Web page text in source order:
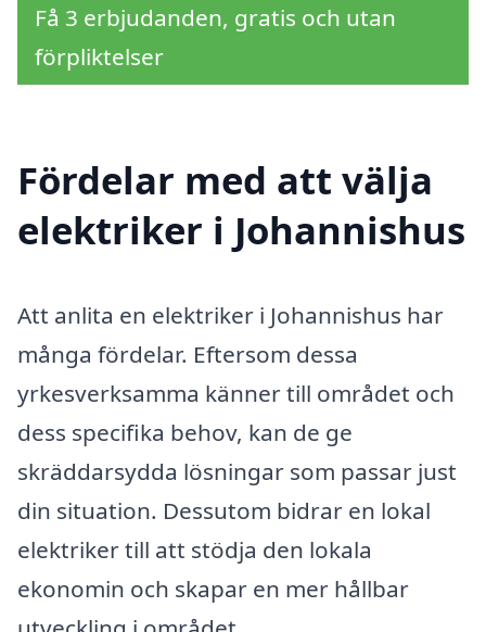
Få 3 erbjudanden, gratis och utan
förpliktelser
Fördelar med att välja
elektriker i Johannishus
Att anlita en elektriker i Johannishus har
många fördelar. Eftersom dessa
yrkesverksamma känner till området och
dess specifika behov, kan de ge
skräddarsydda lösningar som passar just
din situation. Dessutom bidrar en lokal
elektriker till att stödja den lokala
ekonomin och skapar en mer hållbar